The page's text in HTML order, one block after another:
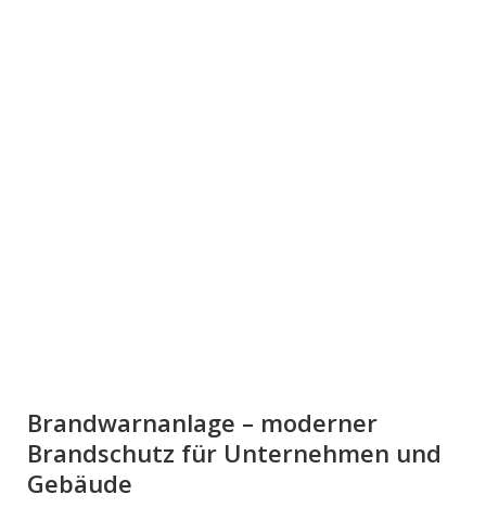
Brandwarnanlage – moderner
Brandschutz für Unternehmen und
Gebäude